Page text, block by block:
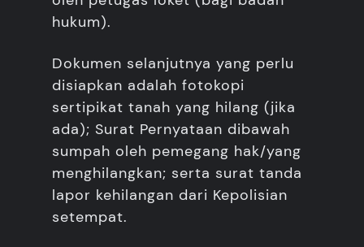
hukum).
Dokumen selanjutnya yang perlu
disiapkan adalah fotokopi
sertipikat tanah yang hilang (jika
ada); Surat Pernyataan dibawah
sumpah oleh pemegang hak/yang
menghilangkan; serta surat tanda
lapor kehilangan dari Kepolisian
setempat.